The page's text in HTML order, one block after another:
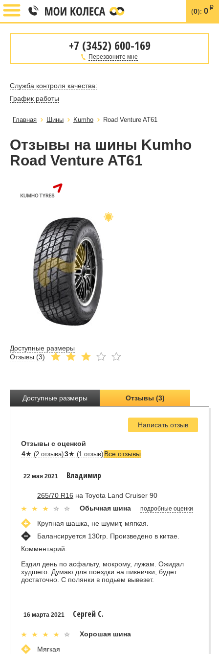
(0): 0 i
+7 (3452) 600-169
Перезвоните мне
Служба контроля качества:
График работы
Главная Шины Kumho Road Venture AT61
Отзывы на шины Kumho
Road Venture AT61
Доступные размеры
Отзывы (3)
Доступные размеры Отзывы (3)
Написать отзыв
Отзывы с оценкой
4★ (2 отзыва)3★ (1 отзыв) Все отзывы
22 мая 2021 Владимир
265/70 R16 на Toyota Land Cruiser 90
Обычная шина
подробные оценки
Крупная шашка, не шумит, мягкая.
Балансируется 130гр. Произведено в китае.
Комментарий:
Ездил день по асфальту, мокрому, лужам. Ожидал
худшего. Думаю для поездки на пикнички, будет
достаточно. С полянки в подьем вывезет.
16 марта 2021 Сергей С.
Хорошая шина
Мягкая